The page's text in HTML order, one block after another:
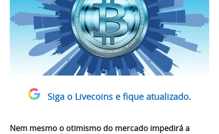
Siga o Livecoins e fique atualizado.
Nem mesmo o otimismo do mercado impedirá a